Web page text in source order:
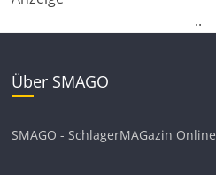
..
Über SMAGO
SMAGO - SchlagerMAGazin Online